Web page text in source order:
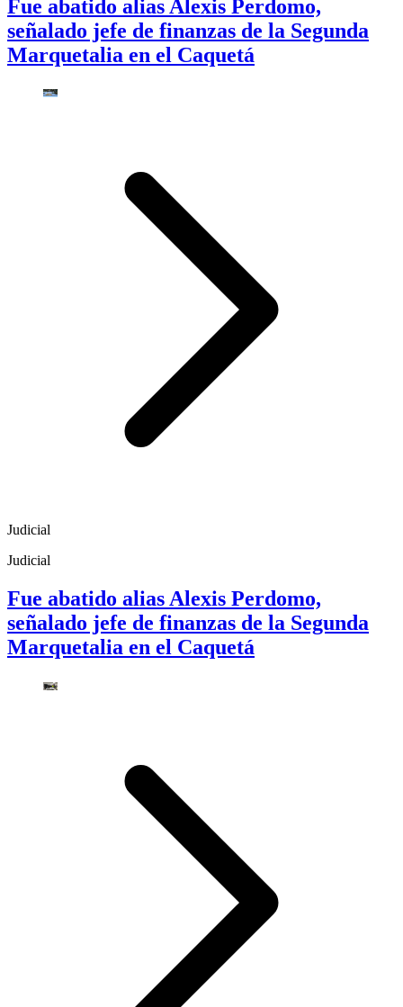
Fue abatido alias Alexis Perdomo,
señalado jefe de finanzas de la Segunda
Marquetalia en el Caquetá
Judicial
Judicial
Fue abatido alias Alexis Perdomo,
señalado jefe de finanzas de la Segunda
Marquetalia en el Caquetá